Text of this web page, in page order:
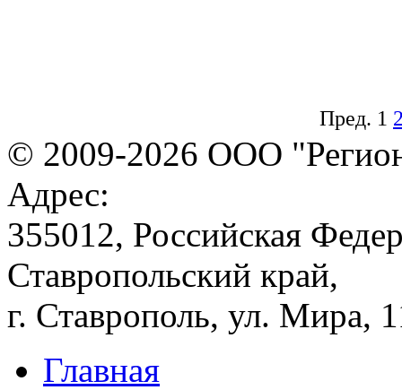
Пред. 1
© 2009-2026 ООО
Адрес:
355012, Российская
Ставропольский край,
г. Ставрополь, ул. Мира,
Главная